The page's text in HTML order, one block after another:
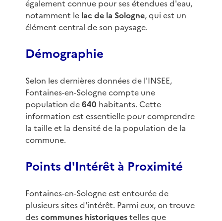
également connue pour ses étendues d'eau,
notamment le lac de la Sologne, qui est un
élément central de son paysage.
Démographie
Selon les dernières données de l'INSEE,
Fontaines-en-Sologne compte une
population de640 habitants. Cette
information est essentielle pour comprendre
la taille et la densité de la population de la
commune.
Points d'Intérêt à Proximité
Fontaines-en-Sologne est entourée de
plusieurs sites d'intérêt. Parmi eux, on trouve
descommunes historiquestelles que